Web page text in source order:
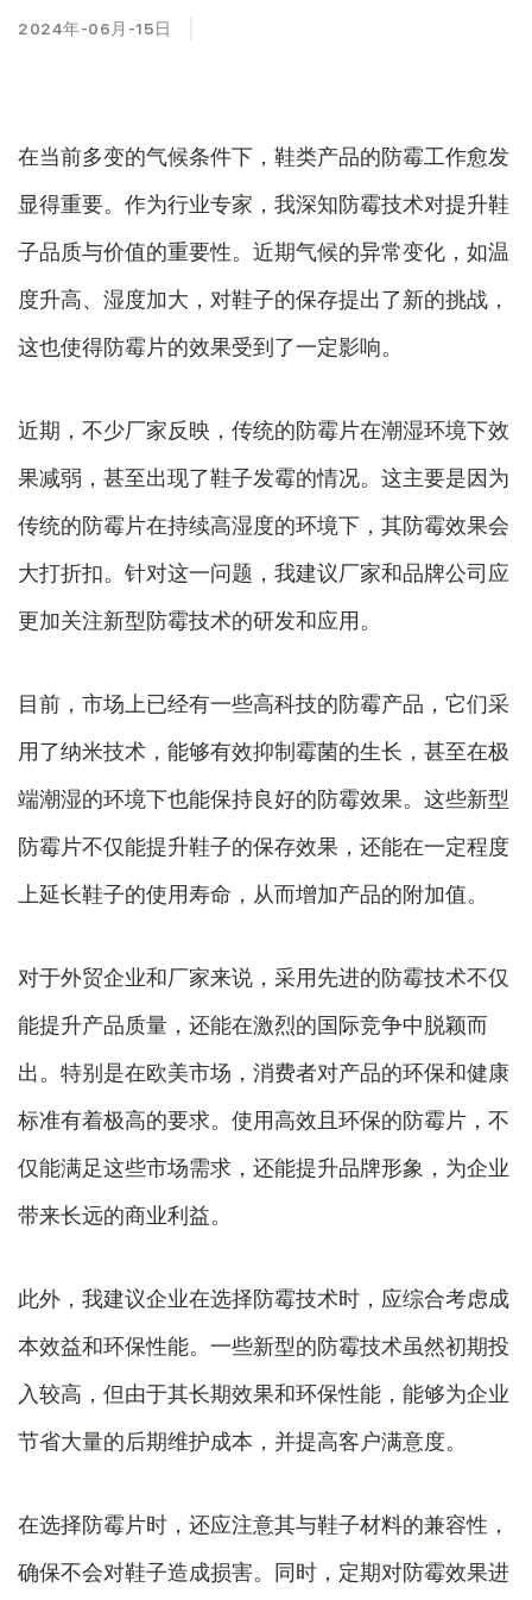
2024年-06月-15日
在当前多变的气候条件下，鞋类产品的防霉工作愈发
显得重要。作为行业专家，我深知防霉技术对提升鞋
子品质与价值的重要性。近期气候的异常变化，如温
度升高、湿度加大，对鞋子的保存提出了新的挑战，
这也使得防霉片的效果受到了一定影响。
近期，不少厂家反映，传统的防霉片在潮湿环境下效
果减弱，甚至出现了鞋子发霉的情况。这主要是因为
传统的防霉片在持续高湿度的环境下，其防霉效果会
大打折扣。针对这一问题，我建议厂家和品牌公司应
更加关注新型防霉技术的研发和应用。
目前，市场上已经有一些高科技的防霉产品，它们采
用了纳米技术，能够有效抑制霉菌的生长，甚至在极
端潮湿的环境下也能保持良好的防霉效果。这些新型
防霉片不仅能提升鞋子的保存效果，还能在一定程度
上延长鞋子的使用寿命，从而增加产品的附加值。
对于外贸企业和厂家来说，采用先进的防霉技术不仅
能提升产品质量，还能在激烈的国际竞争中脱颖而
出。特别是在欧美市场，消费者对产品的环保和健康
标准有着极高的要求。使用高效且环保的防霉片，不
仅能满足这些市场需求，还能提升品牌形象，为企业
带来长远的商业利益。
此外，我建议企业在选择防霉技术时，应综合考虑成
本效益和环保性能。一些新型的防霉技术虽然初期投
入较高，但由于其长期效果和环保性能，能够为企业
节省大量的后期维护成本，并提高客户满意度。
在选择防霉片时，还应注意其与鞋子材料的兼容性，
确保不会对鞋子造成损害。同时，定期对防霉效果进